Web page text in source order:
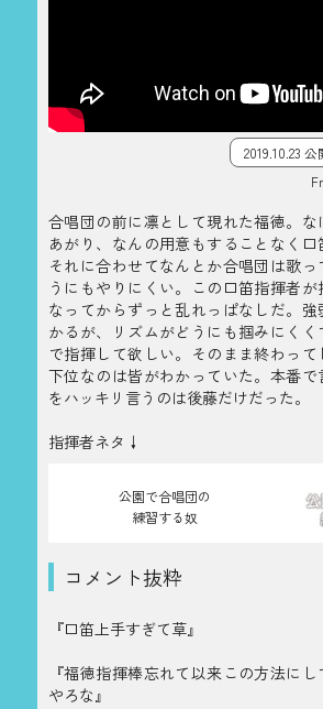
2019.10.23 公
合唱団の前に凛として現れた福徳。な
あがり、なんの用意もすることなく口
それに合わせてなんとか合唱団は歌
うにもやりにくい。この口笛指揮者
なってからずっと乱れっぱなしだ。強
かるが、リズムがどうにも掴みにく
で指揮して欲しい。そのまま終わっ
下位なのは皆がわかっていた。本番で
をハッキリ言うのは後藤だけだった。
指揮者ネタ↓
公園で合唱団の
練習する奴
コメント抜粋
『口笛上手すぎて草』
『福徳指揮棒忘れて以来この方法に
やろな』